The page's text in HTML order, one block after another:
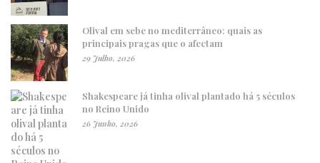
Olival em sebe no mediterrâneo: quais as
principais pragas que o afectam
29 Julho, 2026
Shakespeare já tinha olival plantado há 5 séculos
no Reino Unido
26 Junho, 2026